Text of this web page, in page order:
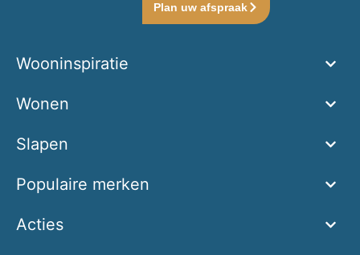
Plan uw afspraak
Wooninspiratie
Wonen
Slapen
Populaire merken
Acties